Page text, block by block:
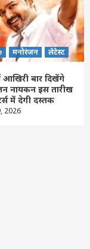
मनोरंजन लेटेस्ट
आखिरी बार दिखेंगे
नायकन इस तारीख
में देगी दस्तक
2026
इंडोनेशिया और
सहयोग बढ़ाने